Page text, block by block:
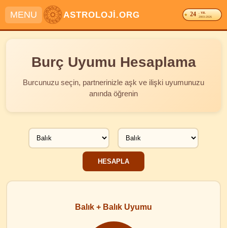
MENU ASTROLOJİ.ORG 24 . YIL
2003-2026
Burç Uyumu Hesaplama
Burcunuzu seçin, partnerinizle aşk ve ilişki uyumunuzu
anında öğrenin
Balık + Balık Uyumu